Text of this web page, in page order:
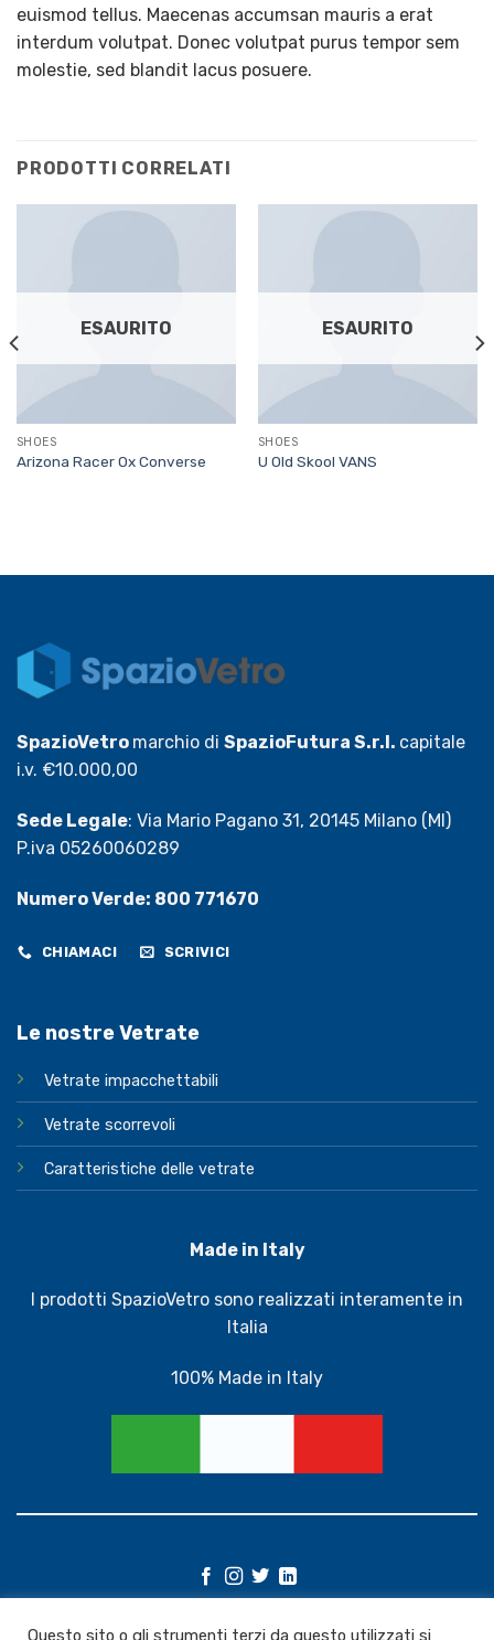
euismod tellus. Maecenas accumsan mauris a erat
interdum volutpat. Donec volutpat purus tempor sem
molestie, sed blandit lacus posuere.
PRODOTTI CORRELATI
ESAURITO
SHOES
Arizona Racer Ox Converse
ESAURITO
SHOES
U Old Skool VANS
SpazioVetro marchio di SpazioFutura S.r.l. capitale
i.v. €10.000,00
Sede Legale: Via Mario Pagano 31, 20145 Milano (MI)
P.iva 05260060289
Numero Verde: 800 771670
CHIAMACI SCRIVICI
Le nostre Vetrate
Vetrate impacchettabili
Vetrate scorrevoli
Caratteristiche delle vetrate
Made in Italy
I prodotti SpazioVetro sono realizzati interamente in
Italia
100% Made in Italy
Questo sito o gli strumenti terzi da questo utilizzati si